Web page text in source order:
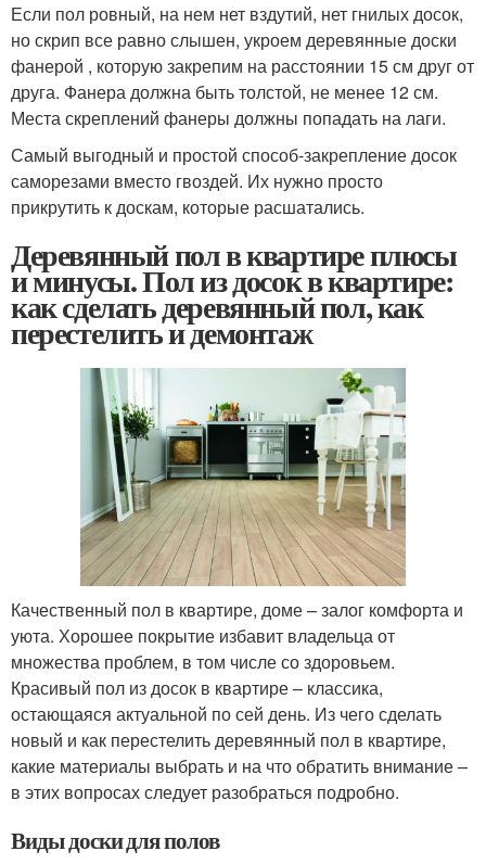
Если пол ровный, на нем нет вздутий, нет гнилых досок,
но скрип все равно слышен, укроем деревянные доски
фанерой , которую закрепим на расстоянии 15 см друг от
друга. Фанера должна быть толстой, не менее 12 см.
Места скреплений фанеры должны попадать на лаги.
Самый выгодный и простой способ-закрепление досок
саморезами вместо гвоздей. Их нужно просто
прикрутить к доскам, которые расшатались.
Деревянный пол в квартире плюсы
и минусы. Пол из досок в квартире:
как сделать деревянный пол, как
перестелить и демонтаж
Качественный пол в квартире, доме – залог комфорта и
уюта. Хорошее покрытие избавит владельца от
множества проблем, в том числе со здоровьем.
Красивый пол из досок в квартире – классика,
остающаяся актуальной по сей день. Из чего сделать
новый и как перестелить деревянный пол в квартире,
какие материалы выбрать и на что обратить внимание –
в этих вопросах следует разобраться подробно.
Виды доски для полов